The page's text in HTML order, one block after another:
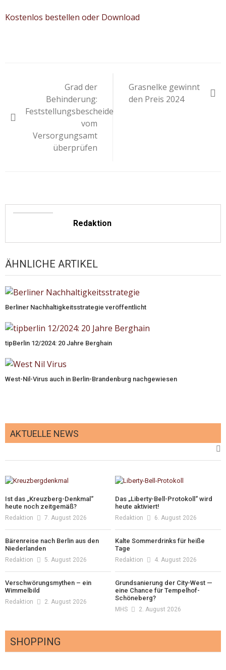
Kostenlos bestellen oder Download
Grad der
Behinderung:
Feststellungsbescheide
vom
Versorgungsamt
überprüfen
Grasnelke gewinnt
den Preis 2024
Redaktion
ÄHNLICHE ARTIKEL
Berliner Nachhaltigkeitsstrategie veröffentlicht
tipBerlin 12/2024: 20 Jahre Berghain
West-Nil-Virus auch in Berlin-Brandenburg nachgewiesen
AKTUELLE NEWS
Ist das „Kreuzberg-Denkmal“
heute noch zeitgemäß?
Redaktion 7. August 2026
Das „Liberty-Bell-Protokoll“ wird
heute aktiviert!
Redaktion 6. August 2026
Bärenreise nach Berlin aus den
Niederlanden
Redaktion 5. August 2026
Kalte Sommerdrinks für heiße
Tage
Redaktion 4. August 2026
Verschwörungsmythen – ein
Wimmelbild
Redaktion 2. August 2026
Grundsanierung der City-West —
eine Chance für Tempelhof-
Schöneberg?
MHS 2. August 2026
SHOPPING